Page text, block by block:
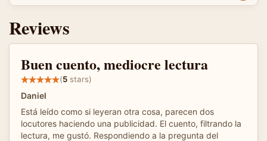
Reviews
Buen cuento, mediocre lectura
(5 stars)
Daniel
Está leído como si leyeran otra cosa, parecen dos
locutores haciendo una publicidad. El cuento, filtrando la
lectura, me gustó. Respondiendo a la pregunta del